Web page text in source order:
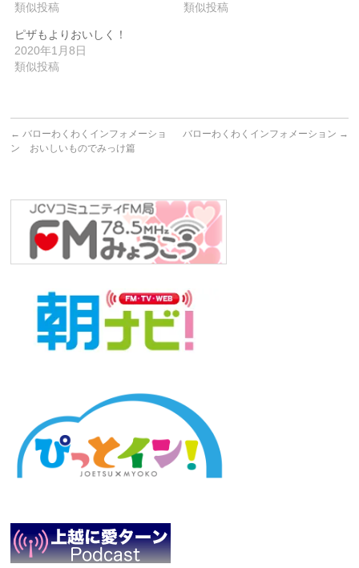
類似投稿
類似投稿
ピザもよりおいしく！
2020年1月8日
類似投稿
← バローわくわくインフォメーショ
ン おいしいものでみっけ篇
バローわくわくインフォメーション →